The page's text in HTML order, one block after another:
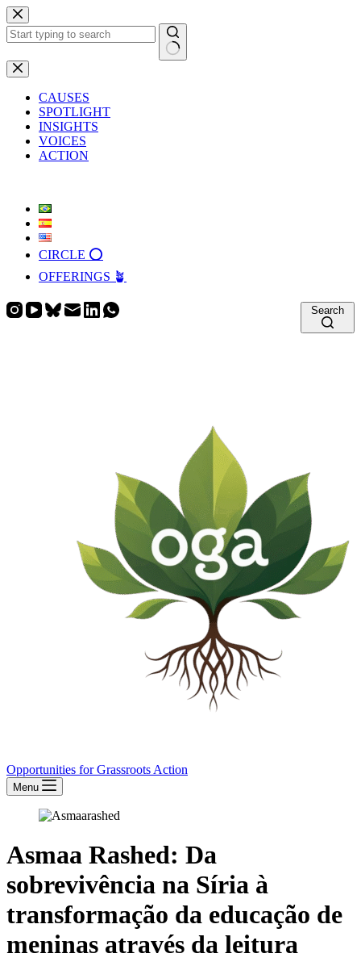
Skip
to
content
No
results
CAUSES
SPOTLIGHT
INSIGHTS
VOICES
ACTION
CIRCLE ⭕️
OFFERINGS 🪴
Search
Opportunities for Grassroots Action
Menu
Asmaa Rashed: Da
sobrevivência na Síria à
transformação da educação de
meninas através da leitura